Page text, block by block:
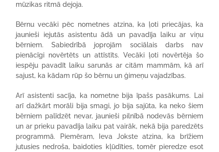
mūzikas ritmā dejoja.
Bērnu vecāki pēc nometnes atzina, ka ļoti priecājas, ka
jaunieši iejutās asistentu ādā un pavadīja laiku ar viņu
bērniem. Sabiedrībā joprojām sociālais darbs nav
pienācīgi novērtēts un attīstīts. Vecāki ļoti novērtēja šo
iespēju pavadīt laiku sarunās ar citām mammām, kā arī
sajust, ka kādam rūp šo bērnu un ģimeņu vajadzības.
Arī asistenti sacīja, ka nometne bija īpašs pasākums. Lai
arī dažkārt morāli bija smagi, jo bija sajūta, ka neko šiem
bērniem palīdzēt nevar, jaunieši pilnībā nodevās bērniem
un ar prieku pavadīja laiku pat vairāk, nekā bija paredzēts
programmā. Piemēram, Ieva Jokste atzina, ka brīžiem
jutusies nedroša, baidoties kļūdīties, tomēr pieredze esot